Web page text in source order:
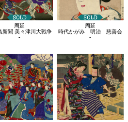
周延
新聞 美々津川大戦争
-
周延
時代かがみ 明治 慈善会
-